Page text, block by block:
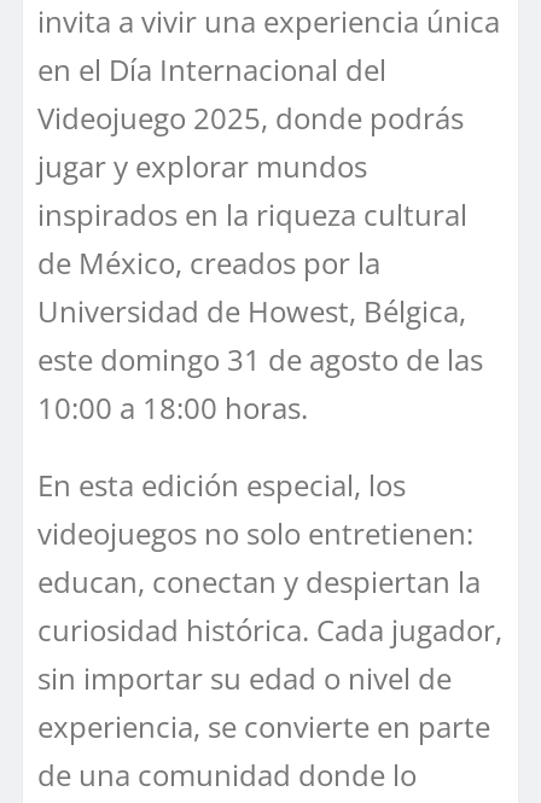
invita a vivir una experiencia única
en el Día Internacional del
Videojuego 2025, donde podrás
jugar y explorar mundos
inspirados en la riqueza cultural
de México, creados por la
Universidad de Howest, Bélgica,
este domingo 31 de agosto de las
10:00 a 18:00 horas.
En esta edición especial, los
videojuegos no solo entretienen:
educan, conectan y despiertan la
curiosidad histórica. Cada jugador,
sin importar su edad o nivel de
experiencia, se convierte en parte
de una comunidad donde lo